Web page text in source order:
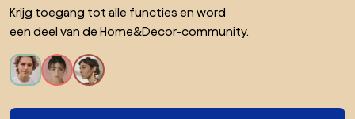
Krijg toegang tot alle functies en word
een deel van de Home&Decor-community.